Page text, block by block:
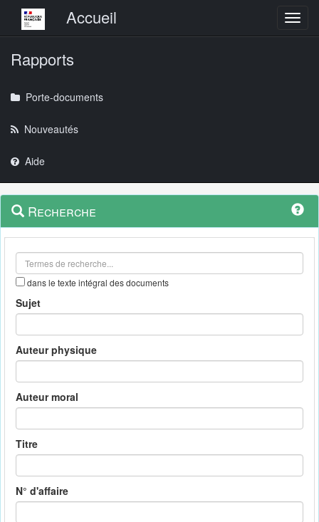
Menu principalAccueil
Rapports
Porte-documents
Nouveautés
Aide
Navigation
outils
Menu
contextuel
Recherche
dans le texte intégral des documents
Sujet
Auteur physique
Auteur moral
Titre
N° d'affaire